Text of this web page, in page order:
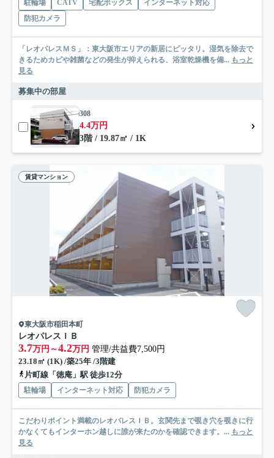
駐輪場 CATV 宅配ボックス
インターネット対応
防犯カメラ
「レオパレスＭＳ」：東大阪市エリアの新居にピッタリ。湿気を除去で
きるためカビや雑菌などの発生が抑えられる、浴室乾燥機を備... もっと
見る
募集中の部屋
308
4.4万円
3階 / 19.87㎡ / 1K
賃貸マンション
東大阪市稲田本町
レオパレスＩＢ
3.7万円～4.2万円 管理/共益費7,500円
23.18㎡ (1K) /築25年 /3階建
片町線「徳庵」駅 徒歩12分
駐輪場 インターネット対応 防犯カメラ
こだわりポイント満載のレオパレスＩＢ。玄関先まで覗き穴を覗きに行
かなくてもインターホン越しに誰が来たのかを確認できます。... もっと
見る